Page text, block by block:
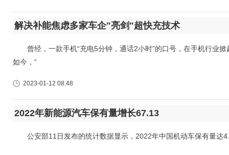
解决补能焦虑多家车企"亮剑"超快充技术
曾经，一款手机“充电5分钟，通话2小时”的口号，在手机行业掀
如今，“
2023-01-12 08:48
2022年新能源汽车保有量增长67.13
公安部11日发布的统计数据显示，2022年中国机动车保有量达